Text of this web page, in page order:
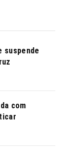
suspende
com